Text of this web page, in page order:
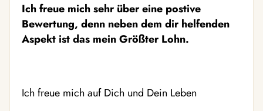
Ich freue mich sehr über eine postive
Bewertung, denn neben dem dir helfenden
Aspekt ist das mein Größter Lohn.
Ich freue mich auf Dich und Dein Leben